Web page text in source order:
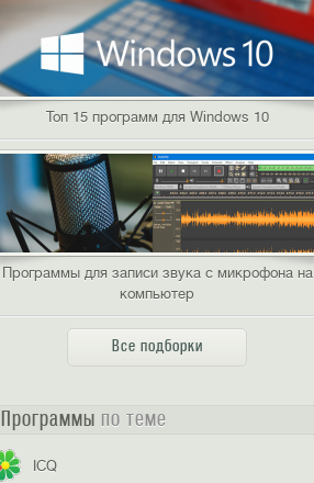
Топ 15 программ для Windows 10
Программы для записи звука с микрофона на
компьютер
Все подборки
Программы по теме
ICQ